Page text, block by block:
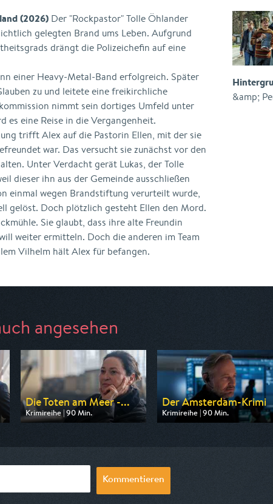
(2026) Der "Rockpastor" Tolle Öhlander
gelegten Brand ums Leben. Aufgrund
drängt die Polizeichefin auf eine
einer Heavy-Metal-Band erfolgreich. Später
zu und leitete eine freikirchliche
nimmt sein dortiges Umfeld unter
es eine Reise in die Vergangenheit.
trifft Alex auf die Pastorin Ellen, mit der sie
war. Das versucht sie zunächst vor den
Unter Verdacht gerät Lukas, der Tolle
dieser ihn aus der Gemeinde ausschließen
einmal wegen Brandstiftung verurteilt wurde,
gelöst. Doch plötzlich gesteht Ellen den Mord.
Sie glaubt, dass ihre alte Freundin
weiter ermitteln. Doch die anderen im Team
Vilhelm hält Alex für befangen.
&amp;
angesehen
Die Toten am Meer -...
Krimireihe | 90 Min.
Ausgestrahlt von ARD
Der Amsterdam-Krimi
Krimireihe | 90 Min.
Ausgestrahlt von ARD
Kommentieren